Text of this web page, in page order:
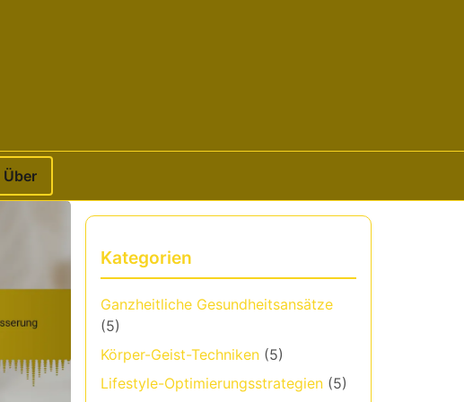
Über
Kategorien
Ganzheitliche Gesundheitsansätze
(5)
Körper-Geist-Techniken (5)
Lifestyle-Optimierungsstrategien (5)